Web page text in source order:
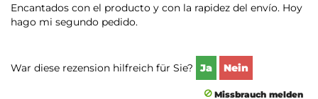
Encantados con el producto y con la rapidez del envío. Hoy
hago mi segundo pedido.
War diese rezension hilfreich für Sie? Ja Nein
Missbrauch melden